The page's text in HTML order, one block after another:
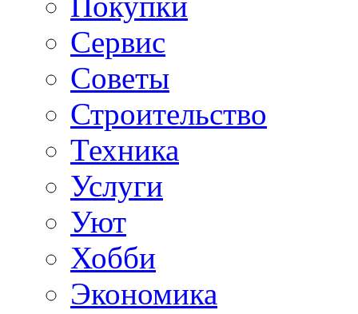
Сервис
Советы
Строительство
Техника
Услуги
Уют
Хобби
Экономика